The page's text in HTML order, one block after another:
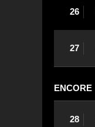
26
27
ENCORE
28